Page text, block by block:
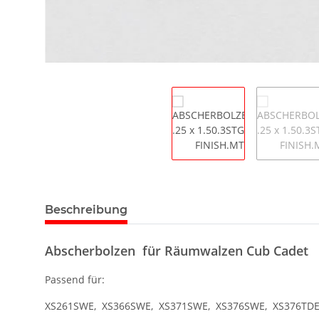
Beschreibung
Abscherbolzen für Räumwalzen Cub Cadet
Passend für:
XS261SWE, XS366SWE, XS371SWE, XS376SWE, XS376TDE